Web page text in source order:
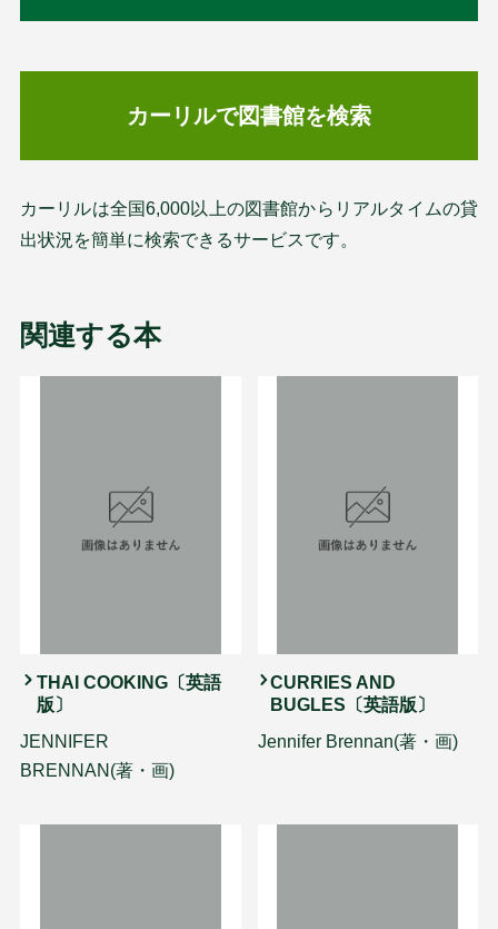
カーリルで図書館を検索
カーリルは全国6,000以上の図書館からリアルタイムの貸
出状況を簡単に検索できるサービスです。
関連する本
THAI COOKING〔英語
版〕
JENNIFER
BRENNAN(著・画)
CURRIES AND
BUGLES〔英語版〕
Jennifer Brennan(著・画)